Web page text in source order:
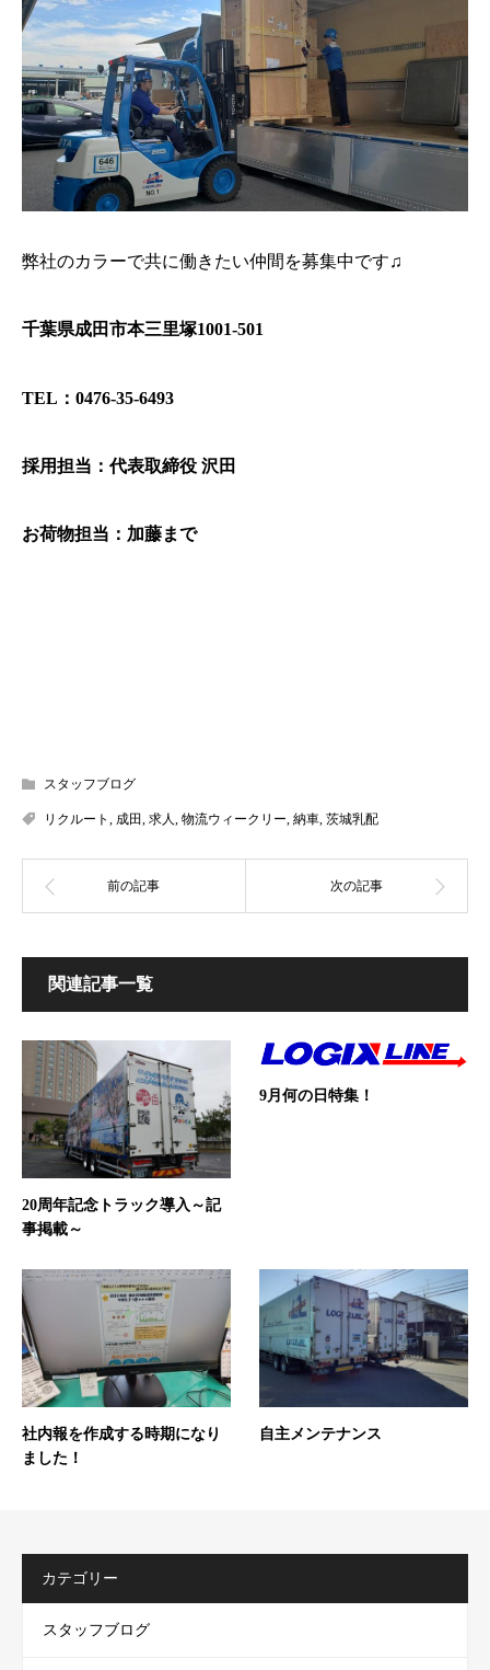
弊社のカラーで共に働きたい仲間を募集中です♫
千葉県成田市本三里塚1001-501
TEL：0476-35-6493
採用担当：代表取締役 沢田
お荷物担当：加藤まで
スタッフブログ
リクルート , 成田, 求人, 物流ウィークリー, 納車, 茨城乳配
関連記事一覧
20周年記念トラック導入～記
事掲載～
9月何の日特集！
社内報を作成する時期になり
ました！
自主メンテナンス
カテゴリー
スタッフブログ